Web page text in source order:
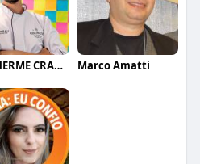
GUILHERME CRAMER BALLE Marco Amatti